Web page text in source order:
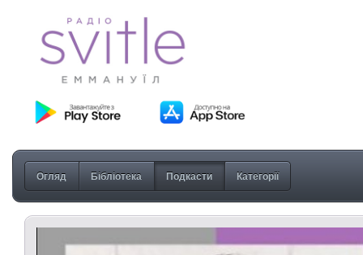
Огляд Бібліотека Подкасти Категорії